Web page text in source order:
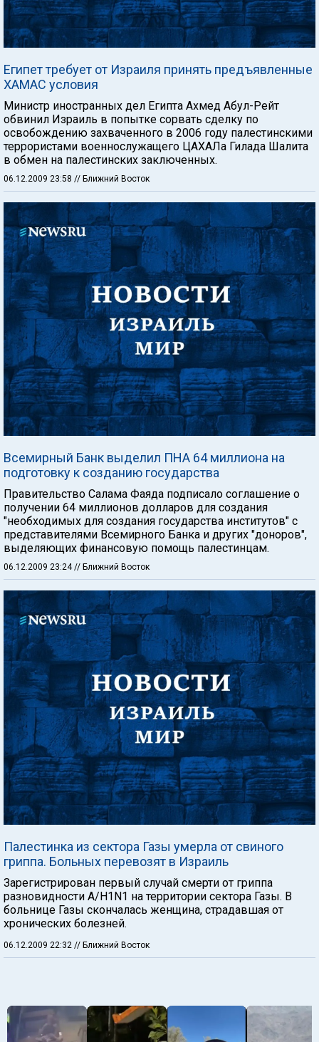
Египет требует от Израиля принять предъявленные
ХАМАС условия
Министр иностранных дел Египта Ахмед Абул-Рейт
обвинил Израиль в попытке сорвать сделку по
освобождению захваченного в 2006 году палестинскими
террористами военнослужащего ЦАХАЛа Гилада Шалита
в обмен на палестинских заключенных.
06.12.2009 23:58 // Ближний Восток
Всемирный Банк выделил ПНА 64 миллиона на
подготовку к созданию государства
Правительство Салама Фаяда подписало соглашение о
получении 64 миллионов долларов для создания
"необходимых для создания государства институтов" с
представителями Всемирного Банка и других "доноров",
выделяющих финансовую помощь палестинцам.
06.12.2009 23:24// Ближний Восток
Палестинка из сектора Газы умерла от свиного
гриппа. Больных перевозят в Израиль
Зарегистрирован первый случай смерти от гриппа
разновидности A/H1N1 на территории сектора Газы. В
больнице Газы скончалась женщина, страдавшая от
хронических болезней.
06.12.2009 22:32 // Ближний Восток